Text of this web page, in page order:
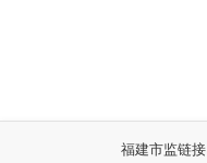
福建市监链接